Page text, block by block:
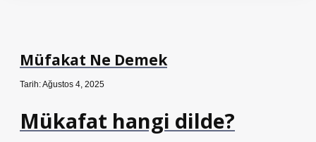
Müfakat Ne Demek
Tarih: Ağustos 4, 2025
Mükafat hangi dilde?